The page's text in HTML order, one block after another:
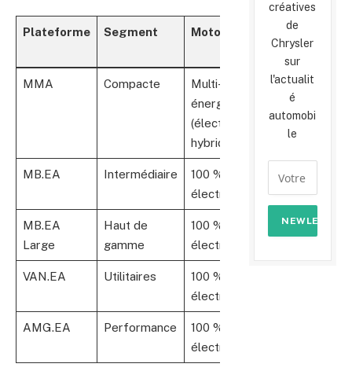
Plateforme Segment Motorisation
Première
application
MMA Compacte
Multi-
énergies
(électrique +
hybride)
Nouvelle
MB.EA Intermédiaire
100 %
électrique
Classe C
électrique
MB.EA
Large
Haut de
gamme
100 %
électrique
EQE / EQS
VAN.EA Utilitaires
100 %
électrique
AMG.EA Performance
100 %
électrique
créatives
de
Chrysler
sur
l'actualit
é
automobi
le